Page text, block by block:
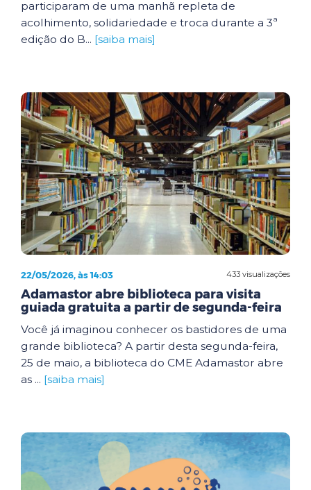
participaram de uma manhã repleta de
acolhimento, solidariedade e troca durante a 3ª
edição do B... [saiba mais]
433 visualizações
22/05/2026, às 14:03
Adamastor abre biblioteca para visita
guiada gratuita a partir de segunda-feira
Você já imaginou conhecer os bastidores de uma
grande biblioteca? A partir desta segunda-feira,
25 de maio, a biblioteca do CME Adamastor abre
as ... [saiba mais]